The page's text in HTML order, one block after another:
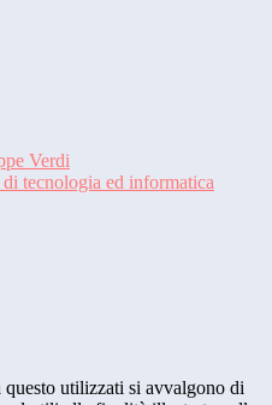
Verdi
tecnologia ed informatica
utilizzati si avvalgono di